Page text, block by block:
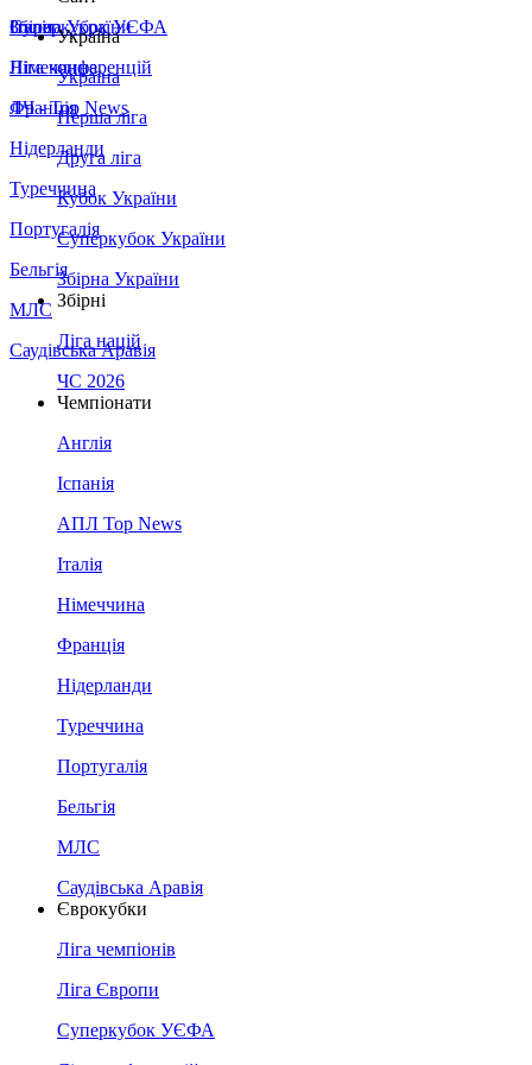
Збірна України
Італія
Німеччина
Франція
Нідерланди
Туреччина
Португалія
Бельгія
МЛС
Саудівська Аравія
Суперкубок УЄФА
Ліга конференцій
ЛЧ - Top News
Україна
Україна
Перша ліга
Друга ліга
Кубок України
Суперкубок України
Збірна України
Збірні
Ліга націй
ЧС 2026
Чемпіонати
Англія
Іспанія
АПЛ Top News
Італія
Німеччина
Франція
Нідерланди
Туреччина
Португалія
Бельгія
МЛС
Саудівська Аравія
Єврокубки
Ліга чемпіонів
Ліга Європи
Суперкубок УЄФА